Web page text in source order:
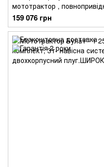
мототрактор ,
159 076 грн